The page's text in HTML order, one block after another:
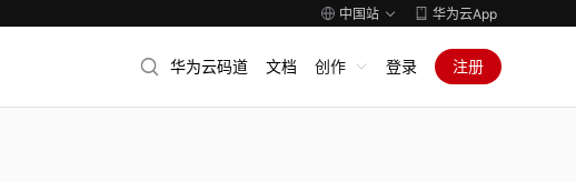
中国站 华为云App
华为云码道 文档 创作 登录 注册